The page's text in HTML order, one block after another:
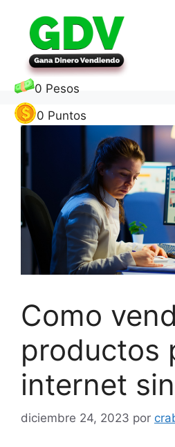
0 Pesos
0 Puntos
Como
productos
internet
diciembre 24, 2023 por